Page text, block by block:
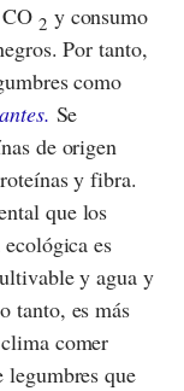
2 y consumo
Por tanto,
como
Se
de origen
y fibra.
que los
es
y agua y
tanto, es más
comer
legumbres que